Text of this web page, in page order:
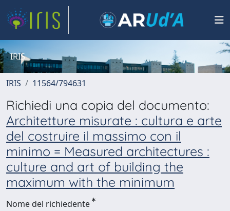
IRIS
IRIS 11564/794631
Richiedi una copia del documento:
Architetture misurate : cultura e arte
del costruire il massimo con il
minimo = Measured architectures :
culture and art of building the
maximum with the minimum
Nome del richiedente